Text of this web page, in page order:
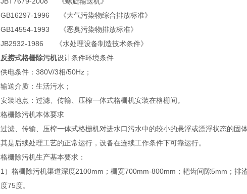
GB16297-1996 《大气污染物综合排放标准》
GB14554-1993 《恶臭污染物排放标准》
JB2932-1986 《水处理设备制造技术条件》
反捞式格栅除污机设计条件环境条件
供电条件：380V/3相/50Hz；
输送介质：生活污水；
安装地点：过滤、传输、压榨一体式格栅机安装在格栅间。
格栅除污机本体要求
过滤、传输、压榨一体式格栅机对进水口污水中的较小的悬浮或漂浮状态的固
其是后续处理工艺的正常运行，设备在连续工作条件下可靠运行。
格栅除污机生产基本要求：
1）格栅除污机渠道深度2100mm；栅宽700mm-800mm；耙齿间隙5mm；排
度75度。